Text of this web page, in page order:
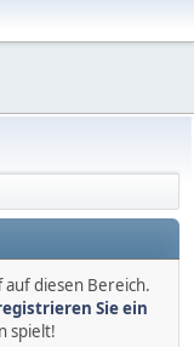
diesen Bereich.
Sie ein
spielt!